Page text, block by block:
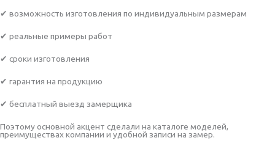
✔ возможность изготовления по индивидуальным размерам
✔ реальные примеры работ
✔ сроки изготовления
✔ гарантия на продукцию
✔ бесплатный выезд замерщика
Поэтому основной акцент сделали на каталоге моделей,
преимуществах компании и удобной записи на замер.